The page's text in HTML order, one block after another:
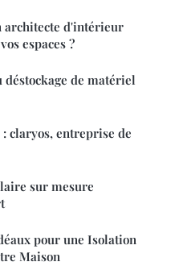
architecte d'intérieur
espaces ?
de matériel
: claryos, entreprise de
sur mesure
pour une Isolation
Maison